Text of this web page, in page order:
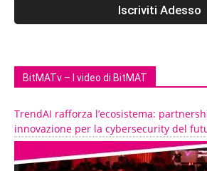
BitMATv – I video di BitMAT
TrendAI rafforza l’ecosistema:
innovazione per la cybersecurity del